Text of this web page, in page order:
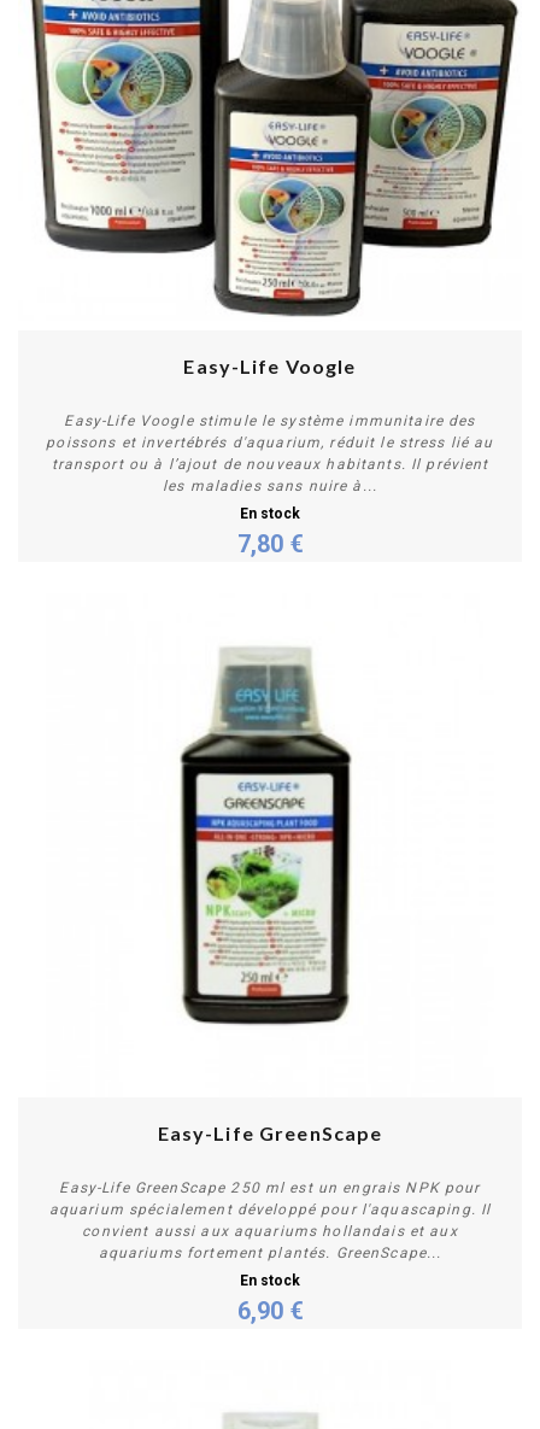
Easy-Life Voogle
Easy-Life Voogle stimule le système immunitaire des
poissons et invertébrés d'aquarium, réduit le stress lié au
transport ou à l’ajout de nouveaux habitants. Il prévient
les maladies sans nuire à...
En stock
7,80 €
Easy-Life GreenScape
Easy-Life GreenScape 250 ml est un engrais NPK pour
aquarium spécialement développé pour l'aquascaping. Il
convient aussi aux aquariums hollandais et aux
aquariums fortement plantés. GreenScape...
En stock
6,90 €